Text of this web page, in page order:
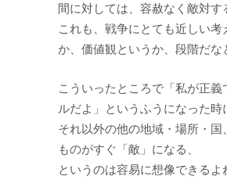
間に対しては、容赦なく敵対す
これも、戦争にとても近しい考
か、価値観というか、段階だな
こういったところで「私が正義
ルだよ」というふうになった時
それ以外の他の地域・場所・国
ものがすぐ「敵」になる、
というのは容易に想像できるよ